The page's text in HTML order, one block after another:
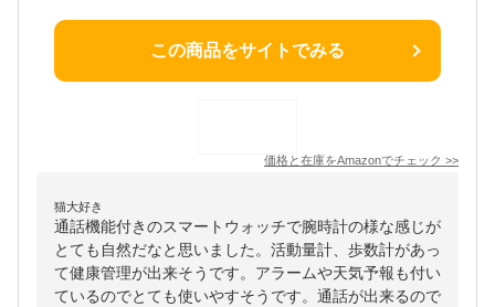
この商品をサイトでみる
価格と在庫をAmazonでチェック >>
猫大好き
通話機能付きのスマートウォッチで腕時計の様な感じが
とても自然だなと思いました。活動量計、歩数計があっ
て健康管理が出来そうです。アラームや天気予報も付い
ているのでとても使いやすそうです。通話が出来るので